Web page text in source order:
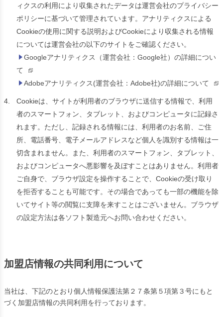
ィクスの利用により収集されたデータは運営会社のプライバシー
ポリシーに基づいて管理されています。アナリティクスによる
Cookieの使用に関する説明およびCookieにより収集される情報
については運営会社の以下のサイトをご確認ください。
Googleアナリティクス（運営会社：Google社）の詳細につい
て
Adobeアナリティクス(運営会社：Adobe社)の詳細について
4.
Cookieは、サイトが利用者のブラウザに送信する情報で、利用
者のスマートフォン、タブレット、およびコンピュータに記録さ
れます。ただし、記録される情報には、利用者のお名前、ご住
所、電話番号、電子メールアドレスなど個人を識別する情報は一
切含まれません。また、利用者のスマートフォン、タブレット、
およびコンピュータへ悪影響を及ぼすことはありません。利用者
ご自身で、ブラウザ設定を操作することで、Cookieの受け取り
を拒否することも可能です。その場合であっても一部の機能を除
いてサイト等の閲覧に支障を来すことはございません。ブラウザ
の設定方法は各ソフト製造元へお問い合わせください。
加盟店情報の共同利用について
当社は、下記のとおり個人情報保護法第２７条第５項第３号にもと
づく加盟店情報の共同利用を行っております。